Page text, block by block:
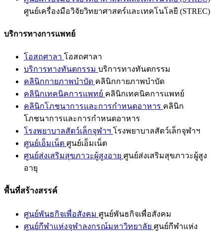
ศูนย์เครื่องมือวิจัยวิทยาศาสตร์และเทคโนโลยี (STREC)
บริการทางการแพทย์
โอสถศาลา โอสถศาลา
บริการทางทันตกรรม บริการทางทันตกรรม
คลินิกกายภาพบำบัด คลินิกกายภาพบำบัด
คลินิกเทคนิคการแพทย์ คลินิกเทคนิคการแพทย์
คลินิกโภชนาการและการกำหนดอาหาร คลินิก
โภชนาการและการกำหนดอาหาร
โรงพยาบาลสัตว์เล็กจุฬาฯ โรงพยาบาลสัตว์เล็กจุฬาฯ
ศูนย์เอ็มเน็ต ศูนย์เอ็มเน็ต
ศูนย์ส่งเสริมสุขภาวะผู้สูงอายุ ศูนย์ส่งเสริมสุขภาวะผู้สูง
อายุ
พื้นที่สร้างสรรค์
ศูนย์พันธกิจเพื่อสังคม ศูนย์พันธกิจเพื่อสังคม
ศูนย์กีฬาแห่งจุฬาลงกรณ์มหาวิทยาลัย ศูนย์กีฬาแห่ง